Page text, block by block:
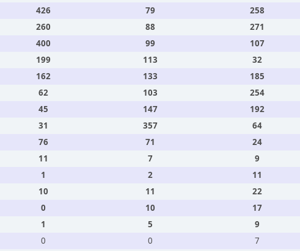
426 79 258
260 88 271
400 99 107
199 113 32
162 133 185
62 103 254
45 147 192
31 357 64
76 71 24
11 7 9
1 2 11
10 11 22
0 10 17
1 5 9
0 0 7